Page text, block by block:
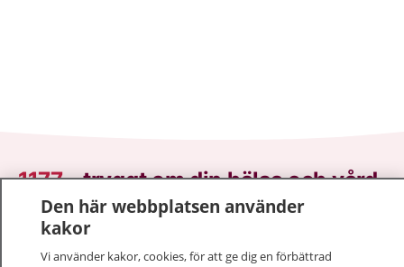
1177–tryggt om din hälsa och vård
På 1177.se får du råd om hälsa och information om
Den här webbplatsen använder
kakor
Vi använder kakor, cookies, för att ge dig en förbättrad